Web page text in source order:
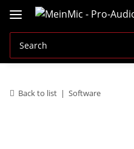
Back to list Software